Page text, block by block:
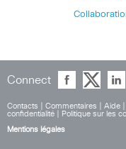
Connect
Contacts Commentaires Aide
confidentialité
Politique sur les
Mentions légales